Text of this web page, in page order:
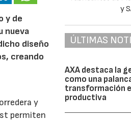
y de
nueva
diseño
creando
y
permiten
ÚLTIMAS
AXA destaca la
como una
transformación
productiva